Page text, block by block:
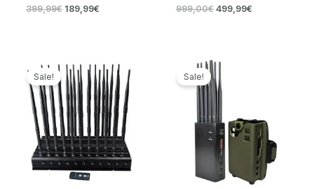
399,99€ 189,99€ 999,00€ 499,99€
Sale!
Preis
war:
1.599,00€
Preis
ist:
739,99€.
Sale!